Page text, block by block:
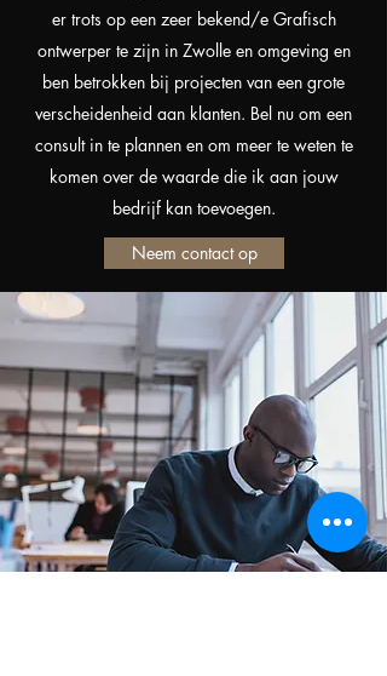
er trots op een zeer bekend/e Grafisch
ontwerper te zijn in Zwolle en omgeving en
ben betrokken bij projecten van een grote
verscheidenheid aan klanten. Bel nu om een
consult in te plannen en om meer te weten te
komen over de waarde die ik aan jouw
bedrijf kan toevoegen.
Neem contact op